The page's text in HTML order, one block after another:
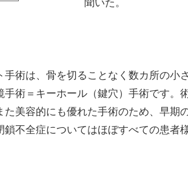
聞いた。
手術は、骨を切ることなく数カ所の小
手術＝キーホール（鍵穴）手術です。
美容的にも優れた手術のため、早期
鎖不全症についてはほぼすべての患者